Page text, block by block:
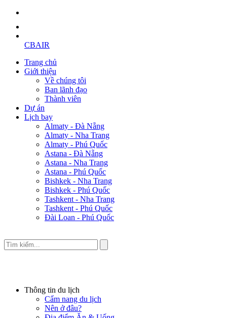
CBAIR
Trang chủ
Giới thiệu
Về chúng tôi
Ban lãnh đạo
Thành viên
Dự án
Lịch bay
Almaty - Đà Nẵng
Almaty - Nha Trang
Almaty - Phú Quốc
Astana - Đà Nẵng
Astana - Nha Trang
Astana - Phú Quốc
Bishkek - Nha Trang
Bishkek - Phú Quốc
Tashkent - Nha Trang
Tashkent - Phú Quốc
Đài Loan - Phú Quốc
Thông tin du lịch
Cẩm nang du lịch
Nên ở đâu?